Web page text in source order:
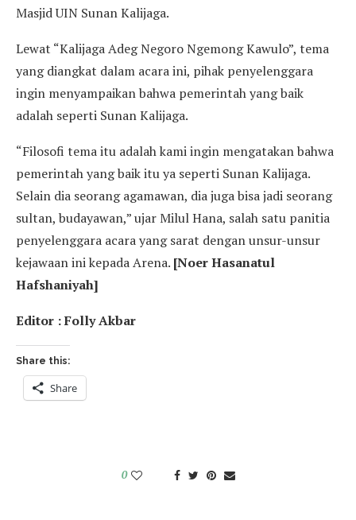
Masjid UIN Sunan Kalijaga.
Lewat “Kalijaga Adeg Negoro Ngemong Kawulo”, tema
yang diangkat dalam acara ini, pihak penyelenggara
ingin menyampaikan bahwa pemerintah yang baik
adalah seperti Sunan Kalijaga.
“Filosofi tema itu adalah kami ingin mengatakan bahwa
pemerintah yang baik itu ya seperti Sunan Kalijaga.
Selain dia seorang agamawan, dia juga bisa jadi seorang
sultan, budayawan,” ujar Milul Hana, salah satu panitia
penyelenggara acara yang sarat dengan unsur-unsur
kejawaan ini kepada Arena. [Noer Hasanatul
Hafshaniyah]
Editor : Folly Akbar
Share this:
Share
0